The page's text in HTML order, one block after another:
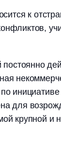
к
инициативе
для
крупной и